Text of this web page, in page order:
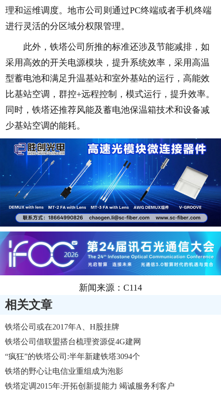
理和运维调度。地市公司则通过PC终端或者手机终端
进行灵活的分区域分权限管理。
此外，铁塔公司所推的标准还涉及节能减排，如
采用高效的开关电源模块，提升系统效率，采用高温
型蓄电池和满足升温基站和室外基站的运行，高能效
比基站空调，群控+远程控制，模式运行，提升效率。
同时，铁塔还推荐风能及蓄电池保温箱技术和设备减
少基站空调的能耗。
新闻来源：C114
相关文章
铁塔公司或在2017年A、H股挂牌
铁塔公司借联盟搭台梳理资源促4G建网
“疯狂”的铁塔公司:半年新建铁塔3094个
铁塔的野心让电信业重组成为泡影
铁塔定调2015年:开拓创新提能力 竭诚服务利客户